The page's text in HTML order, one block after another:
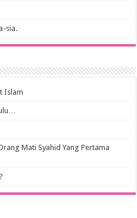
sia.
Islam
Mati Syahid Yang Pertama